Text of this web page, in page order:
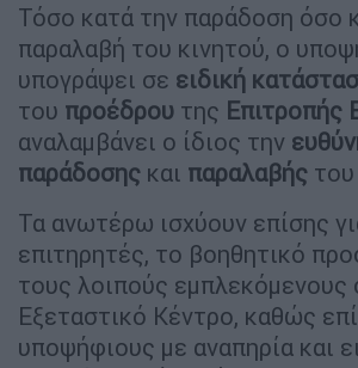
Τόσο κατά την παράδοση όσο
παραλαβή του κινητού, ο
υπογράψει σε ειδική
του προέδρου της Επιτροπής
αναλαμβάνει ο ίδιος την
παράδοσης και παραλαβής
Τα ανωτέρω ισχύουν επίσης
επιτηρητές, το βοηθητικό
τους λοιπούς εμπλεκόμενους
Εξεταστικό Κέντρο, καθώς
υποψήφιους με αναπηρία και